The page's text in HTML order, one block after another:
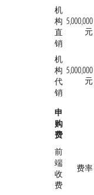
机
构
直
销
5,000,000
元
机
构
代
销
5,000,000
元
申
购
费
前
端
收
费
费率